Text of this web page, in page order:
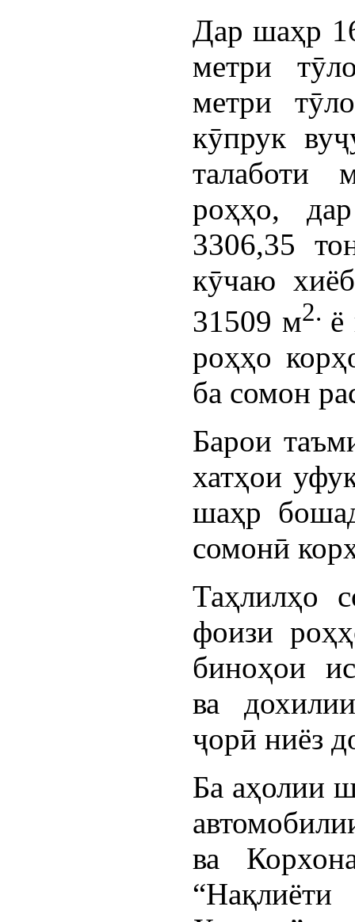
Дар шаҳр
метри
метри
кӯпрук
талаботи
роҳҳо,
3306,35
кӯчаю
31509 м2. ё
роҳҳо
ба сомон
Барои
хатҳои
шаҳр
сомонӣ
Таҳлилҳо
фоизи
биноҳои
ва
ҷорӣ ниёз
Ба аҳолии
ва